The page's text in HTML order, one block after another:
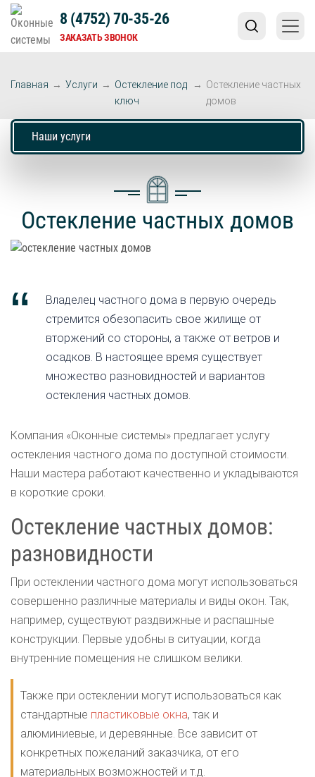
8 (4752) 70-35-26
ЗАКАЗАТЬ ЗВОНОК
Главная → Услуги → Остекление под
ключ
→ Остекление частных
домов
Наши услуги
Остекление частных домов
Владелец частного дома в первую очередь
стремится обезопасить свое жилище от
вторжений со стороны, а также от ветров и
осадков. В настоящее время существует
множество разновидностей и вариантов
остекления частных домов.
Компания «Оконные системы» предлагает услугу
остекления частного дома по доступной стоимости.
Наши мастера работают качественно и укладываются
в короткие сроки.
Остекление частных домов:
разновидности
При остеклении частного дома могут использоваться
совершенно различные материалы и виды окон. Так,
например, существуют раздвижные и распашные
конструкции. Первые удобны в ситуации, когда
внутренние помещения не слишком велики.
Также при остеклении могут использоваться как
стандартные пластиковые окна, так и
алюминиевые, и деревянные. Все зависит от
конкретных пожеланий заказчика, от его
материальных возможностей и т.д.